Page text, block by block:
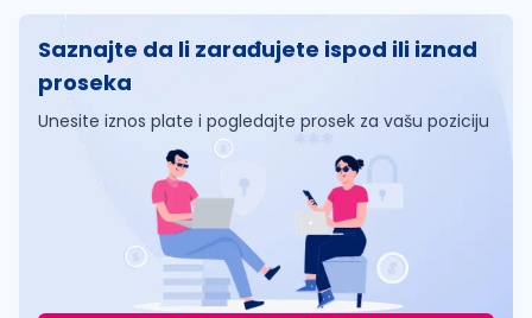
Saznajte da li zarađujete ispod ili iznad
proseka
Unesite iznos plate i pogledajte prosek za vašu poziciju